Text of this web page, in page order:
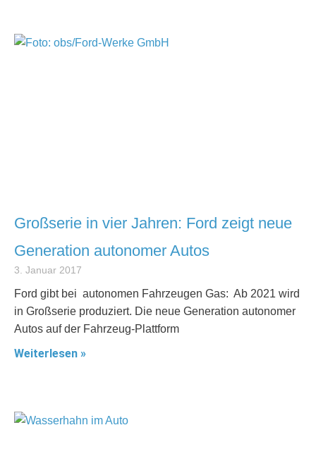
Großserie in vier Jahren: Ford zeigt neue
Generation autonomer Autos
3. Januar 2017
Ford gibt bei autonomen Fahrzeugen Gas: Ab 2021 wird
in Großserie produziert. Die neue Generation autonomer
Autos auf der Fahrzeug-Plattform
Weiterlesen »